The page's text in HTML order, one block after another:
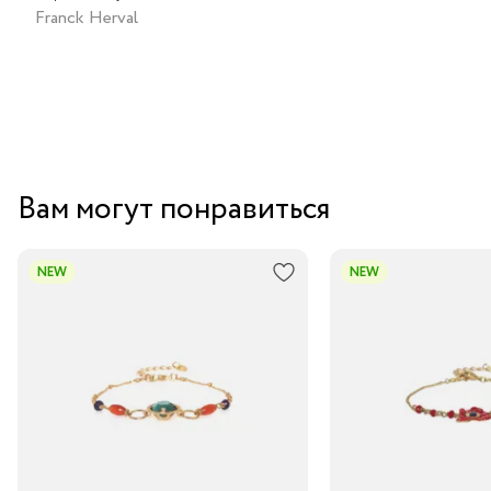
бусинами
Franck Herval
Вам могут понравиться
NEW NEW